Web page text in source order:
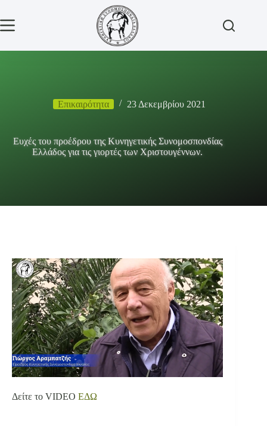
περιεχόμενο
Επικαιρότητα 23 Δεκεμβρίου 2021
Ευχές του προέδρου της Κυνηγετικής Συνομοσπονδίας
Ελλάδος για τις γιορτές των Χριστουγέννων.
Δείτε το VIDEO ΕΔΩ